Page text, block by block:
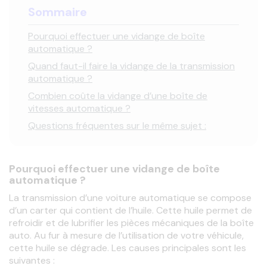
Sommaire
Pourquoi effectuer une vidange de boîte
automatique ?
Quand faut-il faire la vidange de la transmission
automatique ?
Combien coûte la vidange d’une boîte de
vitesses automatique ?
Questions fréquentes sur le même sujet :
Pourquoi effectuer une vidange de boîte
automatique ?
La transmission d’une voiture automatique se compose
d’un carter qui contient de l’huile. Cette huile permet de
refroidir et de lubrifier les pièces mécaniques de la boîte
auto. Au fur à mesure de l’utilisation de votre véhicule,
cette huile se dégrade. Les causes principales sont les